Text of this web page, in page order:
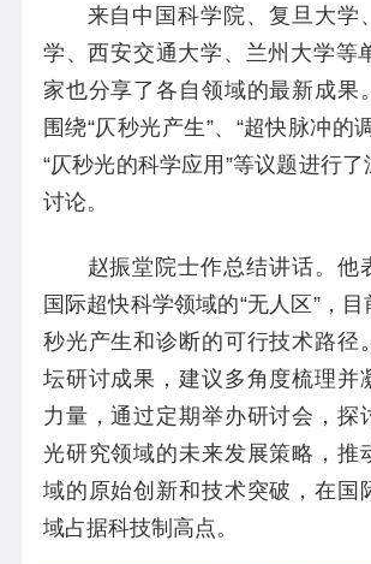
来自中国科学院、复旦大学
学、西安交通大学、兰州大学等
家也分享了各自领域的最新成果
围绕“仄秒光产生”、“超快脉冲的
“仄秒光的科学应用”等议题进行
讨论。
赵振堂院士作总结讲话。他
国际超快科学领域的“无人区”，
秒光产生和诊断的可行技术路径
坛研讨成果，建议多角度梳理并
力量，通过定期举办研讨会，探
光研究领域的未来发展策略，推
域的原始创新和技术突破，在国
域占据科技制高点。